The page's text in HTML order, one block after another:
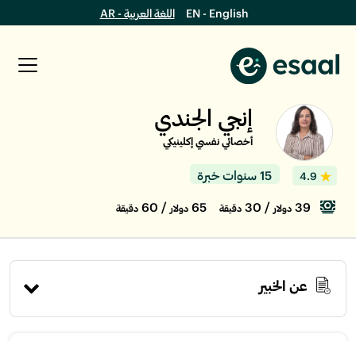
EN - English اللغة العربية - AR
إنجي الجندي
أخصائي نفسي إكلينيكي
4.9 15 سنوات خبرة
39 دولار / 30 دقيقة دولار / 60 دقيقة
عن الخبير